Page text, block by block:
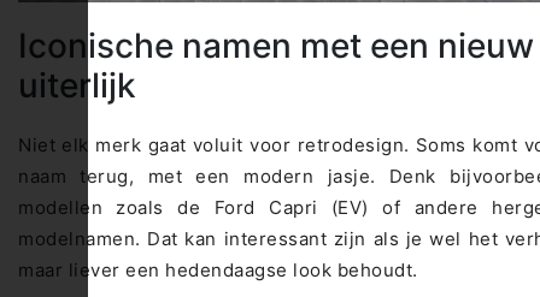
Iconische namen met een nieuw
uiterlijk
Niet elk merk gaat voluit voor retrodesign. Soms komt
naam terug, met een modern jasje. Denk
modellen zoals de Ford Capri (EV) of andere
modelnamen. Dat kan interessant zijn als je wel het
maar liever een hedendaagse look behoudt.